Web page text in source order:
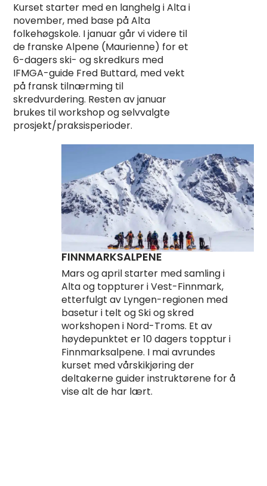
Kurset starter med en langhelg i Alta i
november, med base på Alta
folkehøgskole. I januar går vi videre til
de franske Alpene (Maurienne) for et
6-dagers ski- og skredkurs med
IFMGA-guide Fred Buttard, med vekt
på fransk tilnærming til
skredvurdering. Resten av januar
brukes til workshop og selvvalgte
prosjekt/praksisperioder.
FINNMARKSALPENE
Mars og april starter med samling i
Alta og toppturer i Vest-Finnmark,
etterfulgt av Lyngen-regionen med
basetur i telt og Ski og skred
workshopen i Nord-Troms. Et av
høydepunktet er 10 dagers topptur i
Finnmarksalpene. I mai avrundes
kurset med vårskikjøring der
deltakerne guider instruktørene for å
vise alt de har lært.